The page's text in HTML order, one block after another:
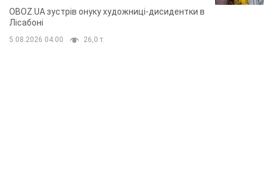
критику Дмитра Стуса та втечу в
Португалію з 5 дітьми
OBOZ.UA зустрів онуку художниці-дисидентки в
Лісабоні
5.08.2026 04:00 26,0 т.